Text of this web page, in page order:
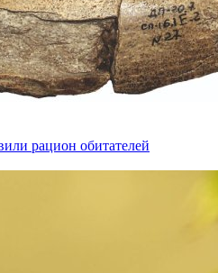
рацион обитателей